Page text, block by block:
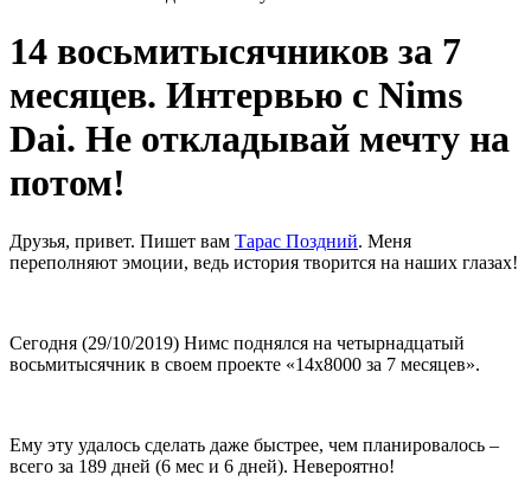
14 восьмитысячников за 7
месяцев. Интервью с Nims
Dai. Не откладывай мечту на
потом!
Друзья, привет. Пишет вам Тарас Поздний. Меня
переполняют эмоции, ведь история творится на наших глазах!
Сегодня (29/10/2019) Нимс поднялся на четырнадцатый
восьмитысячник в своем проекте «14х8000 за 7 месяцев».
Ему эту удалось сделать даже быстрее, чем планировалось –
всего за 189 дней (6 мес и 6 дней). Невероятно!